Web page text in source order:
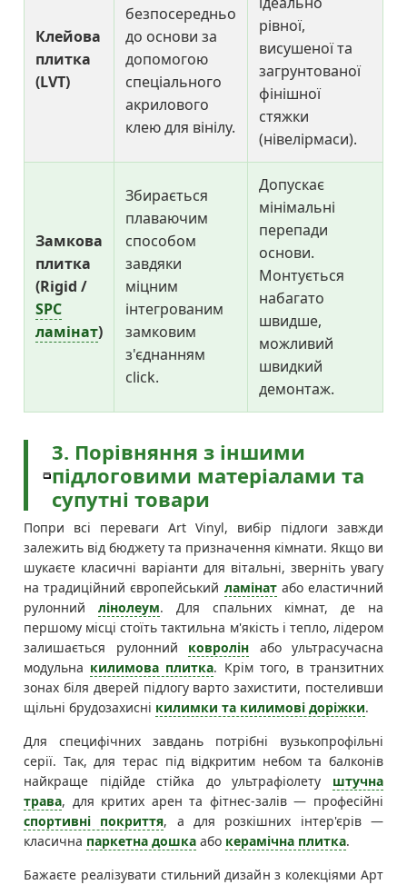
Клейова
плитка
(LVT)
безпосередньо
до основи за
допомогою
спеціального
акрилового
клею для вінілу.
рівної,
висушеної та
загрунтованої
фінішної
стяжки
(нівелірмаси).
Замкова
плитка
(Rigid /
SPC
ламінат)
Збирається
плаваючим
способом
завдяки
міцним
інтегрованим
замковим
з'єднанням
click.
Допускає
мінімальні
перепади
основи.
Монтується
набагато
швидше,
можливий
швидкий
демонтаж.
3. Порівняння з іншими
підлоговими матеріалами та
супутні товари
Попри всі переваги Art Vinyl, вибір підлоги завжди
залежить від бюджету та призначення кімнати. Якщо ви
шукаєте класичні варіанти для вітальні, зверніть увагу
на традиційний європейський ламінатабо еластичний
рулонний лінолеум. Для спальних кімнат, де на
першому місці стоїть тактильна м'якість і тепло, лідером
залишається рулонний ковролін або ультрасучасна
модульна килимова плитка. Крім того, в транзитних
зонах біля дверей підлогу варто захистити, постеливши
щільні брудозахисні килимки та килимові доріжки.
Для специфічних завдань потрібні вузькопрофільні
серії. Так, для терас під відкритим небом та балконів
найкраще підійде стійка до ультрафіолету штучна
трава, для критих арен та фітнес-залів — професійні
спортивні покриття, а для розкішних інтер'єрів —
класична паркетна дошка або керамічна плитка.
Бажаєте реалізувати стильний дизайн з колекціями Арт